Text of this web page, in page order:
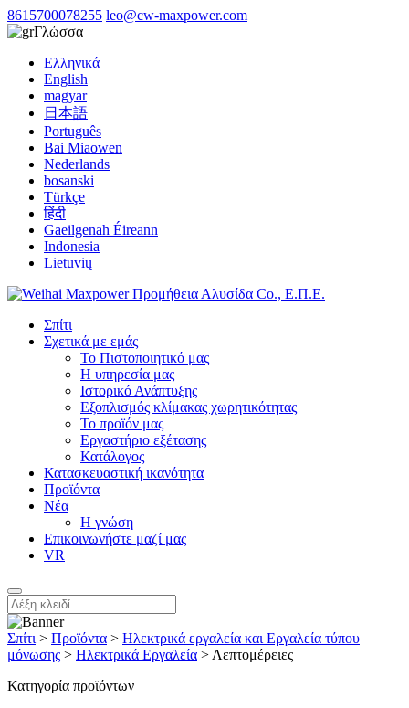
8615700078255 leo@cw-maxpower.com
Γλώσσα
Ελληνικά
English
magyar
日本語
Português
Bai Miaowen
Nederlands
bosanski
Türkçe
हिंदी
Gaeilgenah Éireann
Indonesia
Lietuvių
Σπίτι
Σχετικά με εμάς
Το Πιστοποιητικό μας
Η υπηρεσία μας
Ιστορικό Ανάπτυξης
Εξοπλισμός κλίμακας χωρητικότητας
Το προϊόν μας
Εργαστήριο εξέτασης
Κατάλογος
Κατασκευαστική ικανότητα
Προϊόντα
Νέα
Η γνώση
Επικοινωνήστε μαζί μας
VR
Σπίτι > Προϊόντα > Ηλεκτρικά εργαλεία και Εργαλεία τύπου
μόνωσης > Ηλεκτρικά Εργαλεία > Λεπτομέρειες
Κατηγορία προϊόντων